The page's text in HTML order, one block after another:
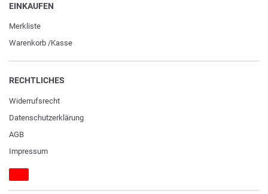
EINKAUFEN
Merkliste
Warenkorb /Kasse
RECHTLICHES
Widerrufs­recht
Daten­schutz­erklärung
AGB
Impressum